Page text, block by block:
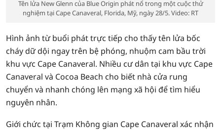
Tên lửa New Glenn của Blue Origin phát nổ trong một cuộc thử
nghiệm tại Cape Canaveral, Florida, Mỹ, ngày 28/5. Video: RT
Hình ảnh từ buổi phát trực tiếp cho thấy tên lửa bốc
cháy dữ dội ngay trên bệ phóng, nhuộm cam bầu trời
khu vực Cape Canaveral. Nhiều cư dân tại khu vực Cape
Canaveral và Cocoa Beach cho biết nhà cửa rung
chuyển và nhanh chóng lên mạng xã hội để tìm hiểu
nguyên nhân.
Giới chức tại Trạm Không gian Cape Canaveral xác nhận